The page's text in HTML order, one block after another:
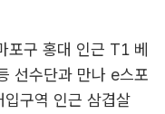
포구 홍대 인근 T1 베
선수단과 만나 e스포
구역 인근 삼겹살